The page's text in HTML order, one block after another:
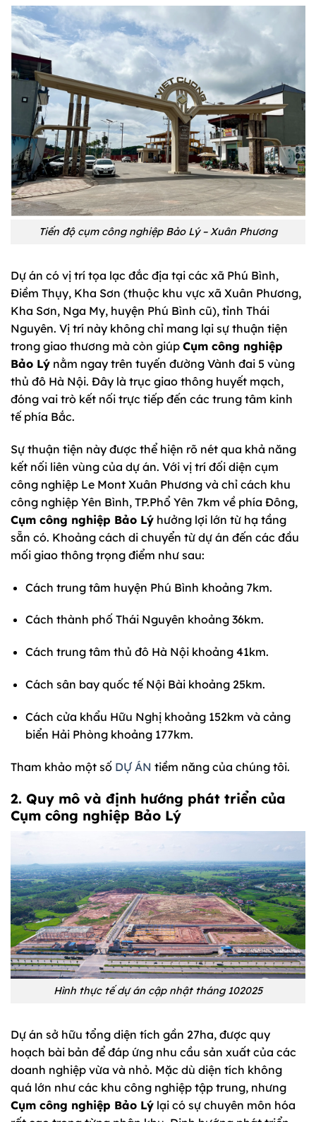
Tiến độ cụm công nghiệp Bảo Lý – Xuân Phương
Dự án có vị trí tọa lạc đắc địa tại các xã Phú Bình,
Điềm Thụy, Kha Sơn (thuộc khu vực xã Xuân Phương,
Kha Sơn, Nga My, huyện Phú Bình cũ), tỉnh Thái
Nguyên. Vị trí này không chỉ mang lại sự thuận tiện
trong giao thương mà còn giúp Cụm công nghiệp
Bảo Lý nằm ngay trên tuyến đường Vành đai 5 vùng
thủ đô Hà Nội. Đây là trục giao thông huyết mạch,
đóng vai trò kết nối trực tiếp đến các trung tâm kinh
tế phía Bắc.
Sự thuận tiện này được thể hiện rõ nét qua khả năng
kết nối liên vùng của dự án. Với vị trí đối diện cụm
công nghiệp Le Mont Xuân Phương và chỉ cách khu
công nghiệp Yên Bình, TP.Phổ Yên 7km về phía Đông,
Cụm công nghiệp Bảo Lý hưởng lợi lớn từ hạ tầng
sẵn có. Khoảng cách di chuyển từ dự án đến các đầu
mối giao thông trọng điểm như sau:
Cách trung tâm huyện Phú Bình khoảng 7km.
Cách thành phố Thái Nguyên khoảng 36km.
Cách trung tâm thủ đô Hà Nội khoảng 41km.
Cách sân bay quốc tế Nội Bài khoảng 25km.
Cách cửa khẩu Hữu Nghị khoảng 152km và cảng
biển Hải Phòng khoảng 177km.
Tham khảo một số DỰ ÁN tiềm năng của chúng tôi.
2. Quy mô và định hướng phát triển của
Cụm công nghiệp Bảo Lý
Hình thực tế dự án cập nhật tháng 102025
Dự án sở hữu tổng diện tích gần 27ha, được quy
hoạch bài bản để đáp ứng nhu cầu sản xuất của các
doanh nghiệp vừa và nhỏ. Mặc dù diện tích không
quá lớn như các khu công nghiệp tập trung, nhưng
Cụm công nghiệp Bảo Lý lại có sự chuyên môn hóa